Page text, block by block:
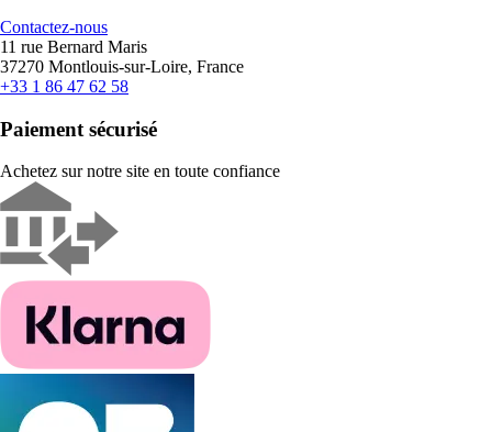
Contactez-nous
11 rue Bernard Maris
37270 Montlouis-sur-Loire, France
+33 1 86 47 62 58
Paiement sécurisé
Achetez sur notre site en toute confiance